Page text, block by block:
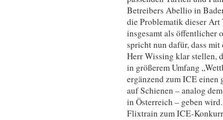
Betreibers Abellio in
die Problematik dieser Art
insgesamt als öffentlicher
spricht nun dafür, dass
Herr Wissing klar stellen,
in größerem Umfang
ergänzend zum ICE
auf Schienen – analog
in Österreich – geben
Flixtrain zum ICE-